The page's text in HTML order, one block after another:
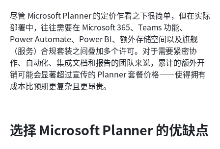
尽管 Microsoft Planner 的定价乍看之下很简单，但在实际
部署中，往往需要在 Microsoft 365、Teams 功能、
Power Automate、Power BI、额外存储空间以及旗舰
（服务）合规套装之间叠加多个许可。对于需要紧密协
作、自动化、集成文档和报告的团队来说，累计的额外开
销可能会显著超过宣传的 Planner 套餐价格——使得拥有
成本比预期更复杂且更昂贵。
选择 Microsoft Planner 的优缺点